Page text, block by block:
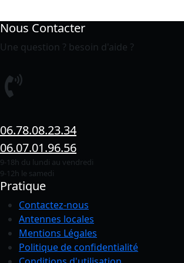
Nous Contacter
Une question ? besoin d'aide ?
06.78.08.23.34
06.07.01.96.56
9-18h du lundi au vendredi
9-12h le samedi
Pratique
Contactez-nous
Antennes locales
Mentions Légales
Politique de confidentialité